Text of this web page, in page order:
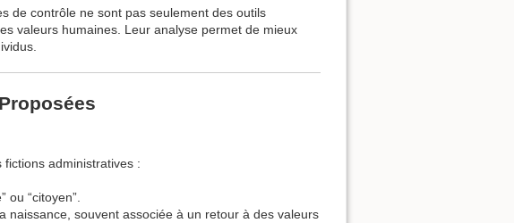
de contrôle ne sont pas seulement des outils
valeurs humaines. Leur analyse permet de mieux
fictions administratives :
ou “citoyen”.
naissance, souvent associée à un retour à des valeurs